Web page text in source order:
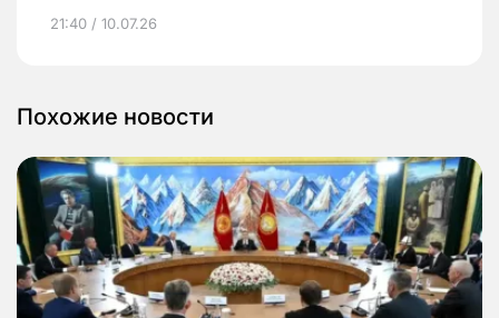
21:40 / 10.07.26
Похожие новости